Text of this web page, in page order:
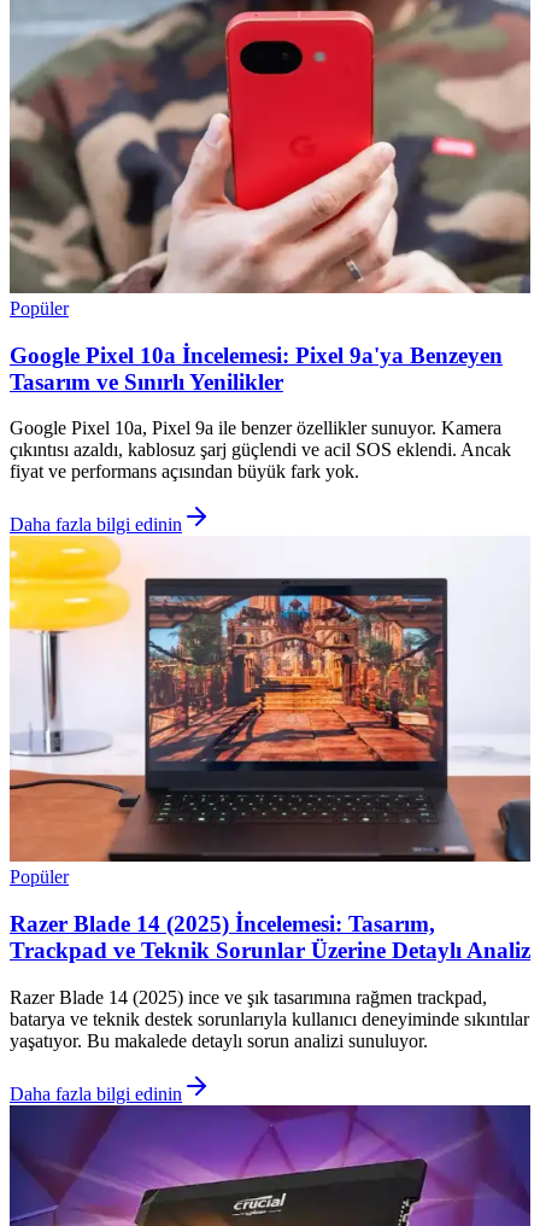
Popüler
Google Pixel 10a İncelemesi: Pixel 9a'ya Benzeyen
Tasarım ve Sınırlı Yenilikler
Google Pixel 10a, Pixel 9a ile benzer özellikler sunuyor. Kamera
çıkıntısı azaldı, kablosuz şarj güçlendi ve acil SOS eklendi. Ancak
fiyat ve performans açısından büyük fark yok.
Daha fazla bilgi edinin
Popüler
Razer Blade 14 (2025) İncelemesi: Tasarım,
Trackpad ve Teknik Sorunlar Üzerine Detaylı Analiz
Razer Blade 14 (2025) ince ve şık tasarımına rağmen trackpad,
batarya ve teknik destek sorunlarıyla kullanıcı deneyiminde sıkıntılar
yaşatıyor. Bu makalede detaylı sorun analizi sunuluyor.
Daha fazla bilgi edinin